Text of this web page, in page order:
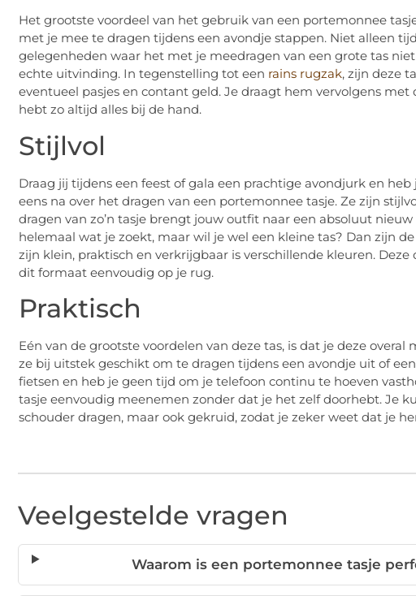
Het grootste voordeel van het gebruik van een portemonnee
met je mee te dragen tijdens een avondje stappen. Niet alleen
gelegenheden waar het met je meedragen van een grote tas
echte uitvinding. In tegenstelling tot een rains rugzak, zijn deze
eventueel pasjes en contant geld. Je draagt hem vervolgens
hebt zo altijd alles bij de hand.
Stijlvol
Draag jij tijdens een feest of gala een prachtige avondjurk en
eens na over het dragen van een portemonnee tasje. Ze zijn
dragen van zo’n tasje brengt jouw outfit naar een absoluut
helemaal wat je zoekt, maar wil je wel een kleine tas? Dan zijn de
zijn klein, praktisch en verkrijgbaar is verschillende kleuren.
dit formaat eenvoudig op je rug.
Praktisch
Eén van de grootste voordelen van deze tas, is dat je deze
ze bij uitstek geschikt om te dragen tijdens een avondje uit of
fietsen en heb je geen tijd om je telefoon continu te hoeven
tasje eenvoudig meenemen zonder dat je het zelf doorhebt. Je
schouder dragen, maar ook gekruid, zodat je zeker weet dat je
Veelgestelde vragen
Waarom is een portemonnee tasje